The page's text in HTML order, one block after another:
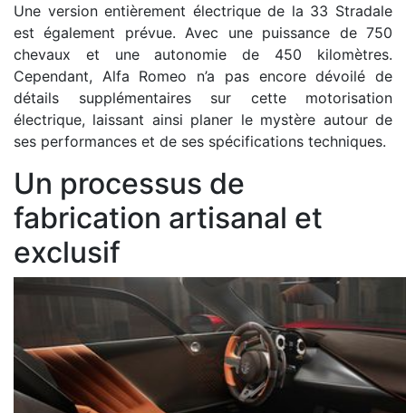
Une version entièrement électrique de la 33 Stradale
est également prévue. Avec une puissance de 750
chevaux et une autonomie de 450 kilomètres.
Cependant, Alfa Romeo n’a pas encore dévoilé de
détails supplémentaires sur cette motorisation
électrique, laissant ainsi planer le mystère autour de
ses performances et de ses spécifications techniques.
Un processus de
fabrication artisanal et
exclusif